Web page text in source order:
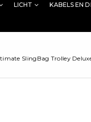
LICHT KABELS EN
SlingBag Trolley